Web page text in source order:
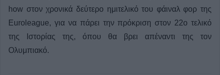
how στον χρονικά δεύτερο ημιτελικό του φάιναλ φορ της
Euroleague, για να πάρει την πρόκριση στον 22ο τελικό
της Ιστορίας της, όπου θα βρει απέναντι της τον
Ολυμπιακό.